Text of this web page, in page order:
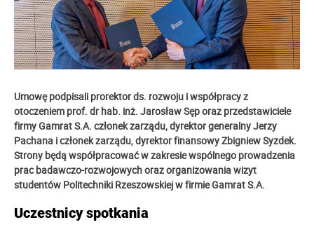
Umowę podpisali prorektor ds. rozwoju i współpracy z
otoczeniem prof. dr hab. inż. Jarosław Sęp oraz przedstawiciele
firmyGamrat S.A. członek zarządu, dyrektor generalny Jerzy
Pachana i członek zarządu, dyrektor finansowy Zbigniew Syzdek.
Strony będą współpracować w zakresie wspólnego prowadzenia
prac badawczo-rozwojowych orazorganizowania wizyt
studentów Politechniki Rzeszowskiej w firmie Gamrat S.A.
Uczestnicy spotkania